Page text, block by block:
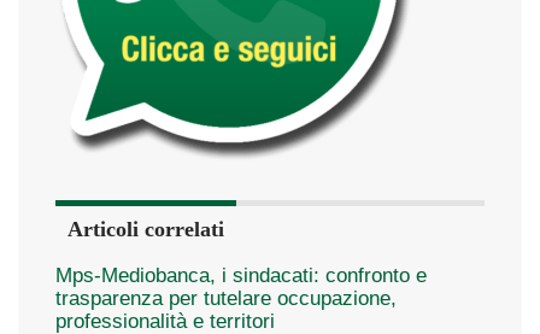
Articoli correlati
Mps-Mediobanca, i sindacati: confronto e
trasparenza per tutelare occupazione,
professionalità e territori